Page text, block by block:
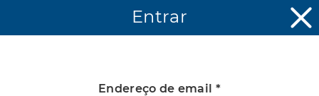
Entrar
Endereço de email *